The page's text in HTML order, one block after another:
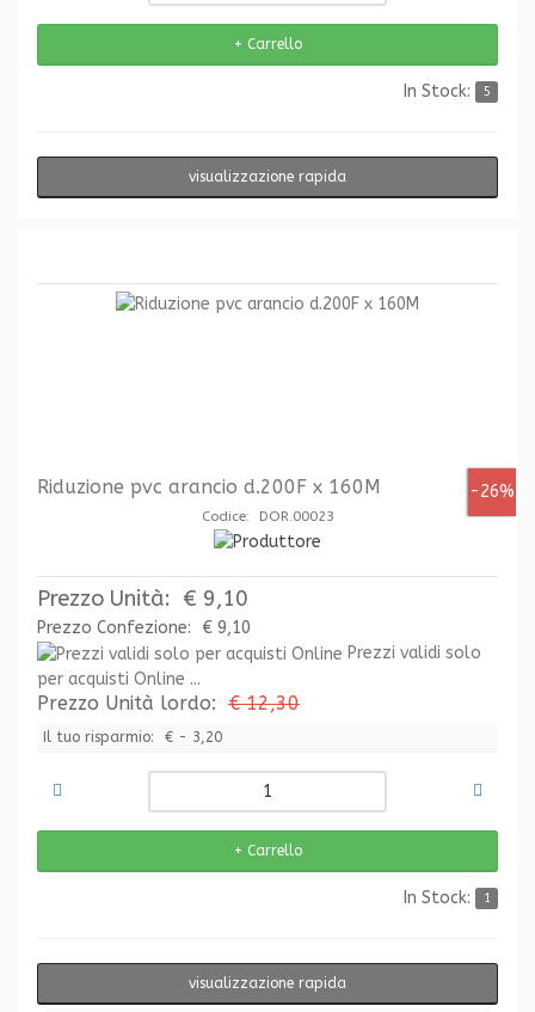
In Stock: 5
visualizzazione rapida
-26%
Riduzione pvc arancio d.200F x 160M
Codice: DOR.00023
Prezzo Unità: € 9,10
Prezzo Confezione:
€ 9,10
Prezzi validi solo
per acquisti Online ...
Prezzo Unità lordo: € 12,30
Il tuo risparmio: € - 3,20
In Stock: 1
visualizzazione rapida